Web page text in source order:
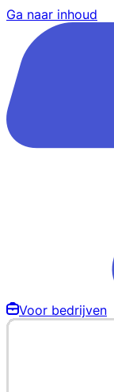
Ga naar inhoud
Voor bedrijven